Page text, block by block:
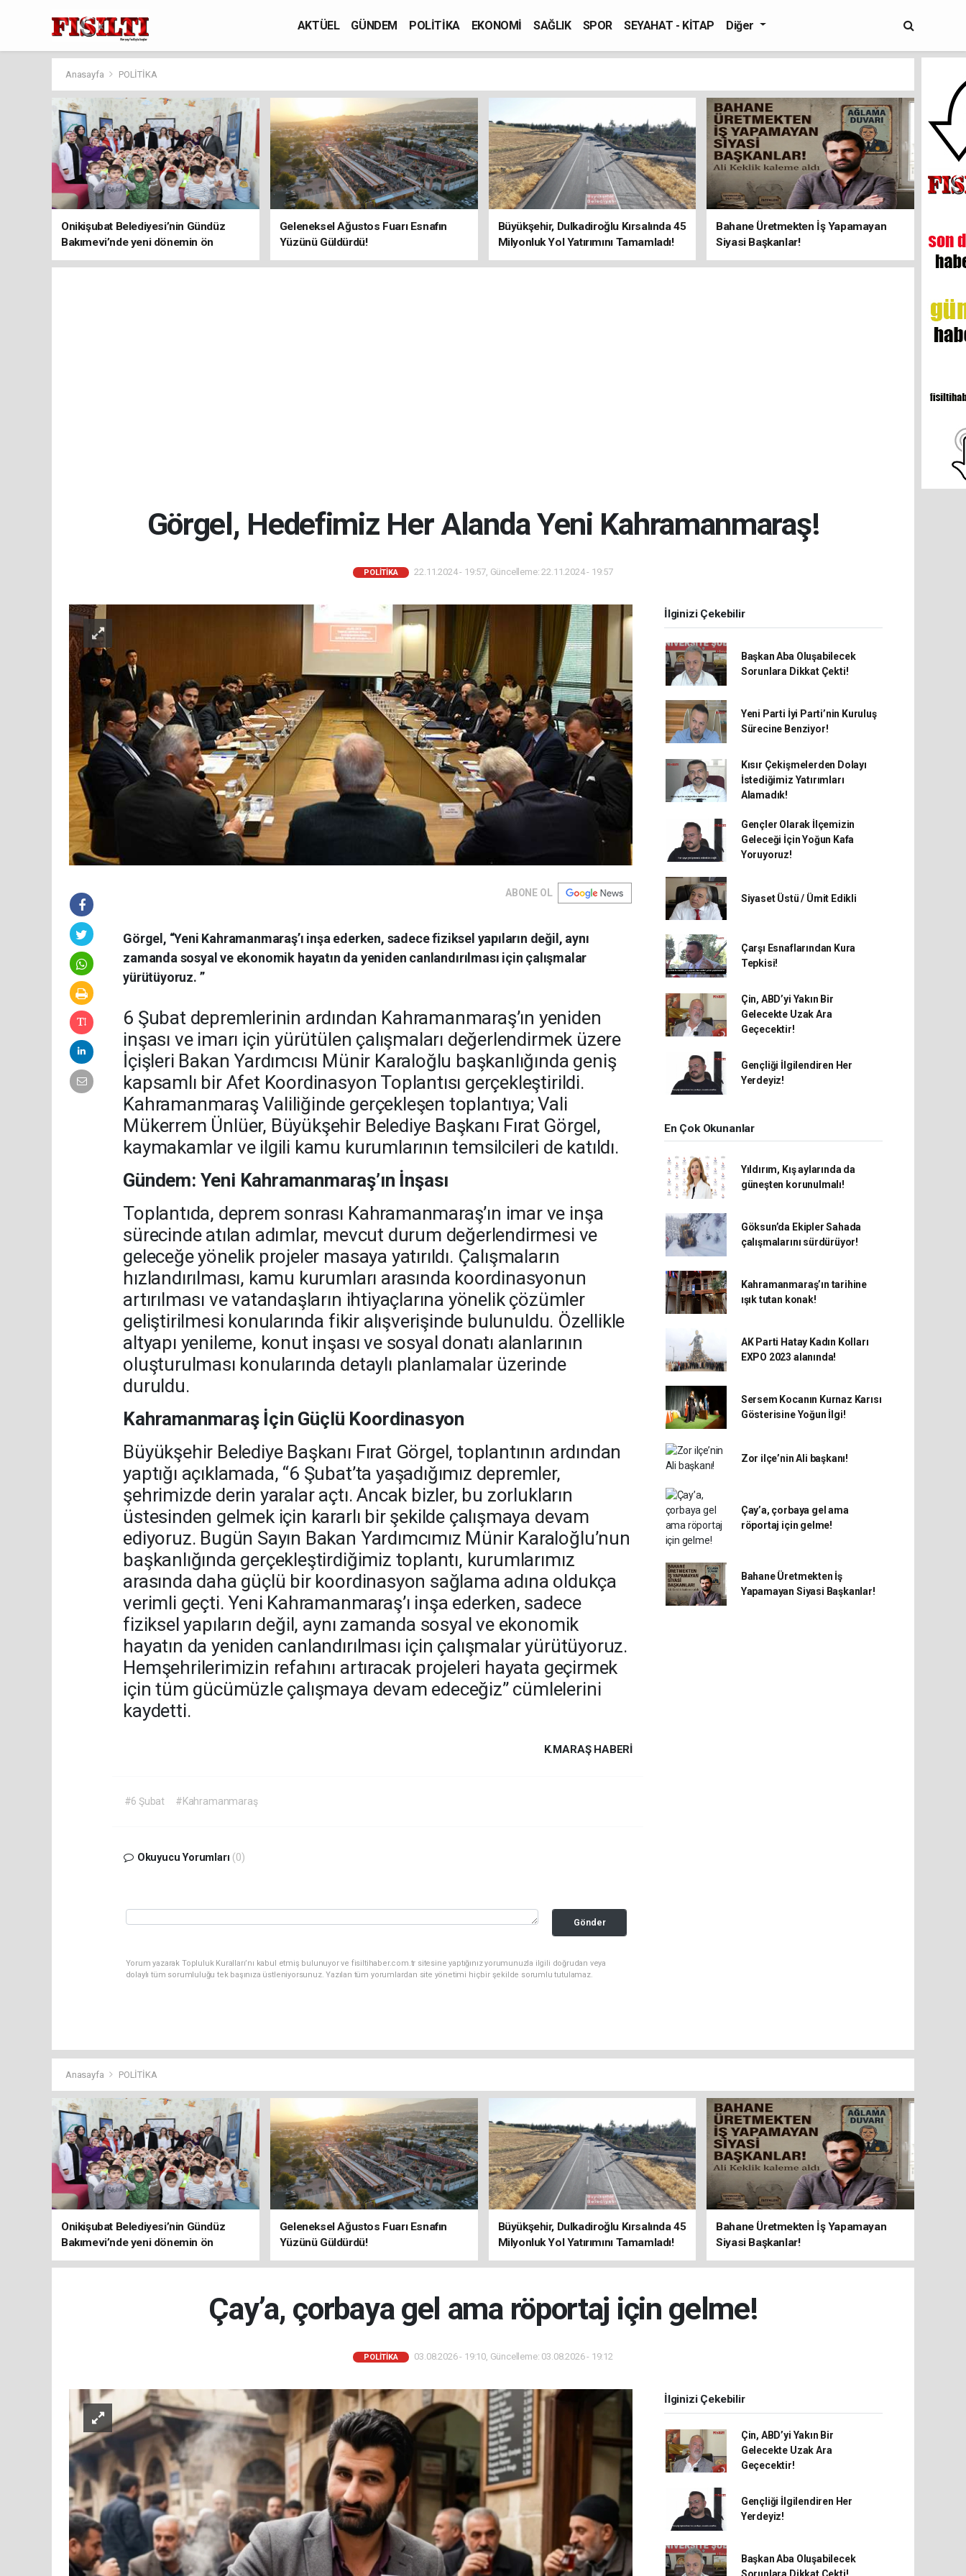
AKTÜEL GÜNDEM POLİTİKA EKONOMİ SAĞLIK SPOR SEYAHAT - KİTAP Diğer
Anasayfa POLİTİKA
Onikişubat Belediyesi’nin Gündüz
Bakımevi’nde yeni dönemin ön
kayıtları başladı!
Geleneksel Ağustos Fuarı Esnafın
Yüzünü Güldürdü!
Büyükşehir, Dulkadiroğlu Kırsalında 45
Milyonluk Yol Yatırımını Tamamladı!
Bahane Üretmekten İş Yapamayan
Siyasi Başkanlar!
Görgel, Hedefimiz Her Alanda Yeni Kahramanmaraş!
POLİTİKA 22.11.2024 - 19:57, Güncelleme: 22.11.2024 - 19:57
ABONE OL
Görgel, “Yeni Kahramanmaraş’ı inşa ederken, sadece fiziksel yapıların değil, aynı
zamanda sosyal ve ekonomik hayatın da yeniden canlandırılması için çalışmalar
yürütüyoruz. ”
6 Şubat depremlerinin ardından Kahramanmaraş’ın yeniden
inşası ve imarı için yürütülen çalışmaları değerlendirmek üzere
İçişleri Bakan Yardımcısı Münir Karaloğlu başkanlığında geniş
kapsamlı bir Afet Koordinasyon Toplantısı gerçekleştirildi.
Kahramanmaraş Valiliğinde gerçekleşen toplantıya; Vali
Mükerrem Ünlüer, Büyükşehir Belediye Başkanı Fırat Görgel,
kaymakamlar ve ilgili kamu kurumlarının temsilcileri de katıldı.
Gündem: Yeni Kahramanmaraş’ın İnşası
Toplantıda, deprem sonrası Kahramanmaraş’ın imar ve inşa
sürecinde atılan adımlar, mevcut durum değerlendirmesi ve
geleceğe yönelik projeler masaya yatırıldı. Çalışmaların
hızlandırılması, kamu kurumları arasında koordinasyonun
artırılması ve vatandaşların ihtiyaçlarına yönelik çözümler
geliştirilmesi konularında fikir alışverişinde bulunuldu. Özellikle
altyapı yenileme, konut inşası ve sosyal donatı alanlarının
oluşturulması konularında detaylı planlamalar üzerinde
duruldu.
Kahramanmaraş İçin Güçlü Koordinasyon
Büyükşehir Belediye Başkanı Fırat Görgel, toplantının ardından
yaptığı açıklamada, “6 Şubat’ta yaşadığımız depremler,
şehrimizde derin yaralar açtı. Ancak bizler, bu zorlukların
üstesinden gelmek için kararlı bir şekilde çalışmaya devam
ediyoruz. Bugün Sayın Bakan Yardımcımız Münir Karaloğlu’nun
başkanlığında gerçekleştirdiğimiz toplantı, kurumlarımız
arasında daha güçlü bir koordinasyon sağlama adına oldukça
verimli geçti. Yeni Kahramanmaraş’ı inşa ederken, sadece
fiziksel yapıların değil, aynı zamanda sosyal ve ekonomik
hayatın da yeniden canlandırılması için çalışmalar yürütüyoruz.
Hemşehrilerimizin refahını artıracak projeleri hayata geçirmek
için tüm gücümüzle çalışmaya devam edeceğiz” cümlelerini
kaydetti.
K.MARAŞ HABERİ
#6 Şubat #Kahramanmaraş
Okuyucu Yorumları (0)
Gönder
Yorum yazarak Topluluk Kuralları’nı kabul etmiş bulunuyor ve fisiltihaber.com.tr sitesine yaptığınız yorumunuzla ilgili doğrudan veya
dolaylı tüm sorumluluğu tek başınıza üstleniyorsunuz. Yazılan tüm yorumlardan site yönetimi hiçbir şekilde sorumlu tutulamaz.
İlginizi Çekebilir
Başkan Aba Oluşabilecek
Sorunlara Dikkat Çekti!
Yeni Parti İyi Parti’nin Kuruluş
Sürecine Benziyor!
Kısır Çekişmelerden Dolayı
İstediğimiz Yatırımları
Alamadık!
Gençler Olarak İlçemizin
Geleceği İçin Yoğun Kafa
Yoruyoruz!
Siyaset Üstü / Ümit Edikli
Çarşı Esnaflarından Kura
Tepkisi!
Çin, ABD’yi Yakın Bir
Gelecekte Uzak Ara
Geçecektir!
Gençliği İlgilendiren Her
Yerdeyiz!
En Çok Okunanlar
Yıldırım, Kış aylarında da
güneşten korunulmalı!
Göksun’da Ekipler Sahada
çalışmalarını sürdürüyor!
Kahramanmaraş’ın tarihine
ışık tutan konak!
AK Parti Hatay Kadın Kolları
EXPO 2023 alanında!
Sersem Kocanın Kurnaz Karısı
Gösterisine Yoğun İlgi!
Zor ilçe’nin Ali başkanı!
Çay’a, çorbaya gel ama
röportaj için gelme!
Bahane Üretmekten İş
Yapamayan Siyasi Başkanlar!
Anasayfa POLİTİKA
Onikişubat Belediyesi’nin Gündüz
Bakımevi’nde yeni dönemin ön
kayıtları başladı!
Geleneksel Ağustos Fuarı Esnafın
Yüzünü Güldürdü!
Büyükşehir, Dulkadiroğlu Kırsalında 45
Milyonluk Yol Yatırımını Tamamladı!
Bahane Üretmekten İş Yapamayan
Siyasi Başkanlar!
Çay’a, çorbaya gel ama röportaj için gelme!
POLİTİKA 03.08.2026 - 19:10, Güncelleme: 03.08.2026 - 19:12
İlginizi Çekebilir
Çin, ABD’yi Yakın Bir
Gelecekte Uzak Ara
Geçecektir!
Gençliği İlgilendiren Her
Yerdeyiz!
Başkan Aba Oluşabilecek